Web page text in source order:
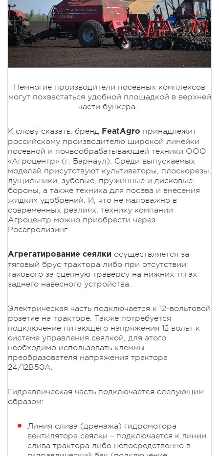
Немногие производители посевных комплексов
могут похвастаться удобной площадкой в верхней
части бункера…
К слову сказать, бренд FeatAgro принадлежит
российскому производителю широкой линейки
посевной и почвообрабатывающей техники ООО
«Агроцентр» (г. Барнаул). Среди выпускаемых
моделей присутствуют культиваторы, плоскорезы,
лущильники, зубовые, пружинные и дисковые
бороны, а также техника для посева и внесения
жидких удобрений. И, что не маловажно в
современных реалиях, технику компании
Агроцентр можно приобрести через
Росагролизинг.
Агрегатирование сеялки осуществляется за
тяговый брус трактора либо при отсутствии
такового за сцепную траверсу на нижних тягах
заднего навесного устройства.
Электрическая часть подключается к 12-вольтовой
розетке на тракторе. Также потребуется
подключение питающего напряжения 12 вольт к
системе управления сеялкой, для этого
необходимо использовать клеммы
преобразователя напряжения трактора
24/12В50А.
Гидравлическая часть подключается следующим
образом:
Линия слива (дренажа) гидромотора
вентилятора сеялки – подключается к линии
слива трактора либо непосредственно в